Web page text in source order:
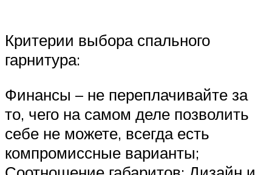
Критерии выбора спального
гарнитура:
Финансы – не переплачивайте за
то, чего на самом деле позволить
себе не можете, всегда есть
компромиссные варианты;